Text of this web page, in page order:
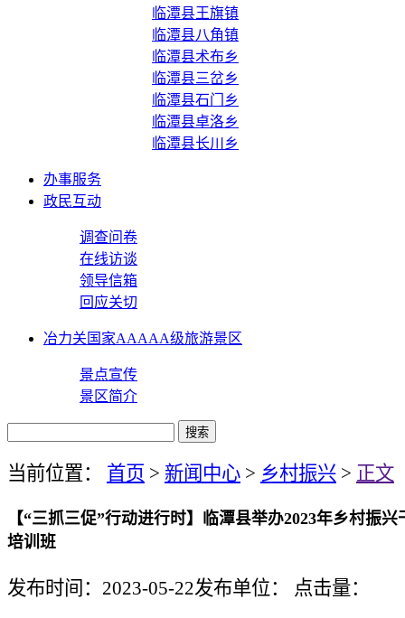
临潭县王旗镇
临潭县八角镇
临潭县术布乡
临潭县三岔乡
临潭县石门乡
临潭县卓洛乡
临潭县长川乡
办事服务
政民互动
调查问卷
在线访谈
领导信箱
回应关切
冶力关国家AAAAA级旅游景区
景点宣传
景区简介
当前位置： 首页 > 新闻中心 > 乡村振兴 > 正文
【“三抓三促”行动进行时】临潭县举办2023年乡村振
培训班
发布时间：2023-05-22发布单位： 点击量：